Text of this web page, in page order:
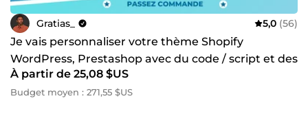
Gratias_ 5,0 (56)
Je vais personnaliser votre thème Shopify
WordPress, Prestashop avec du code / script et des
fonctionnalités
À partir de 25,08 $US
Budget moyen : 271,55 $US